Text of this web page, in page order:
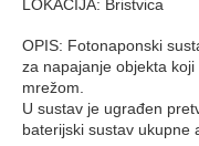
LOKACIJA: Bristvica
OPIS: Fotonaponski
za napajanje objekta
mrežom.
U sustav je ugrađen
baterijski sustav ukupne